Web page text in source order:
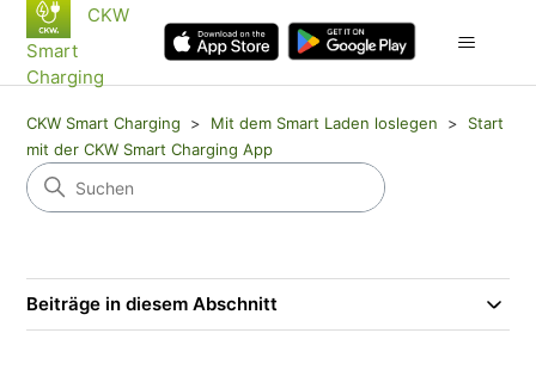
CKW
Smart
Charging
CKW Smart Charging Mit dem Smart Laden loslegen
Start
mit der CKW Smart Charging App
Beiträge in diesem Abschnitt